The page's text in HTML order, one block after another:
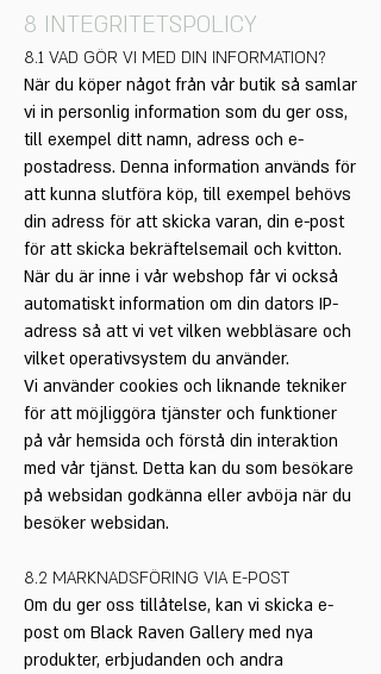
8 INTEGRITETSPOLICY
8.1 VAD GÖR VI MED DIN INFORMATION?
När du köper något från vår butik så samlar
vi in personlig information som du ger oss,
till exempel ditt namn, adress och e-
postadress. Denna information används för
att kunna slutföra köp, till exempel behövs
din adress för att skicka varan, din e-post
för att skicka bekräftelsemail och kvitton.
När du är inne i vår webshop får vi också
automatiskt information om din dators IP-
adress så att vi vet vilken webbläsare och
vilket operativsystem du använder.
Vi använder cookies och liknande tekniker
för att möjliggöra tjänster och funktioner
på vår hemsida och förstå din interaktion
med vår tjänst. Detta kan du som besökare
på websidan godkänna eller avböja när du
besöker websidan.
8.2 MARKNADSFÖRING VIA E-POST
Om du ger oss tillåtelse, kan vi skicka e-
post om Black Raven Gallery med nya
produkter, erbjudanden och andra